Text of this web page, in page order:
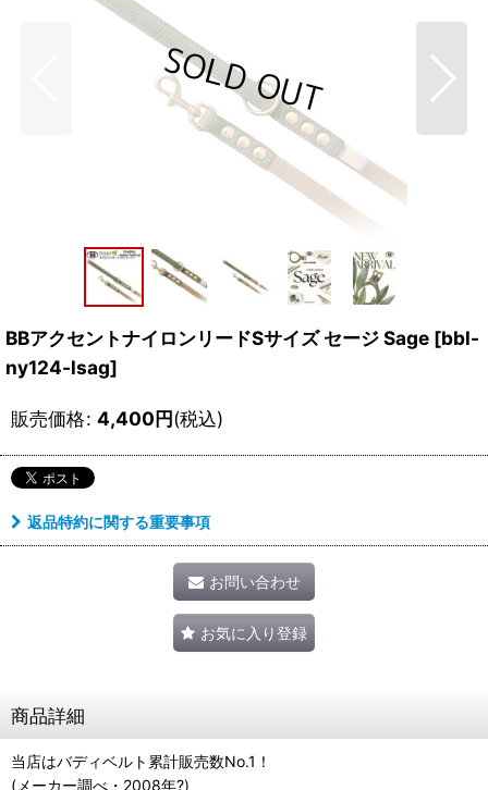
BBアクセントナイロンリードSサイズ セージ Sage [bbl-
ny124-lsag]
販売価格: 4,400円(税込)
返品特約に関する重要事項
お問い合わせ
お気に入り登録
商品詳細
当店はバディベルト累計販売数No.1！
(メーカー調べ・2008年?)